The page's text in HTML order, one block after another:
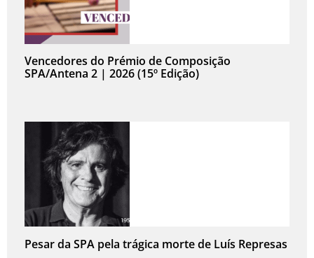
Vencedores do Prémio de Composição
SPA/Antena 2 | 2026 (15º Edição)
Pesar da SPA pela trágica morte de Luís Represas